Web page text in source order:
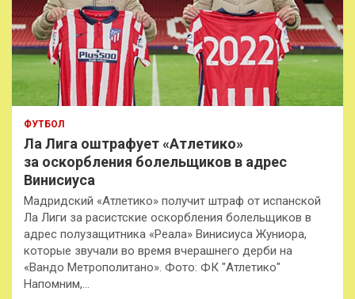
ФУТБОЛ
Ла Лига оштрафует «Атлетико»
за оскорбления болельщиков в адрес
Винисиуса
Мадридский «Атлетико» получит штраф от испанской
Ла Лиги за расистские оскорбления болельщиков в
адрес полузащитника «Реала» Винисиуса Жуниора,
которые звучали во время вчерашнего дерби на
«Вандо Метрополитано». Фото: ФК "Атлетико"
Напомним,…